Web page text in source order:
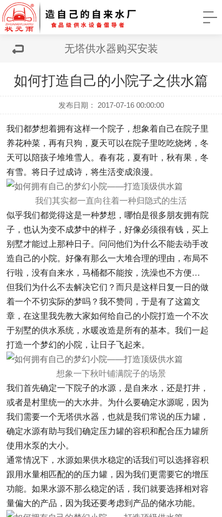
无塔供水器购买安装
如何打造自己的小院子之供水篇
发布日期： 2017-07-16 00:00:00
我们都梦想着拥有这样一个院子，想象着自己在院子里
养花种菜，再有只狗，夏天可以在院子里吃吃烧烤，冬
天可以陪孩子堆堆雪人。春有花，夏有叶，秋有果，冬
有雪。将日子过成诗，将生活变成浪漫。
我们其实都一直向往着一种归隐式的生活
似乎我们都觉得这是一种梦想，哪怕是很多朋友拥有院
子，也认为变不成梦中的样子，好像必须很有钱，买上
别墅才能过上那种日子。问问他们为什么不能去动手改
造自己的小院。好像有那么一大堆合理的理由，布局不
行啦，没有自来水，马桶都不能按，洗澡也不方便…
但我们为什么不去解决它们？而只是这样日复一日的做
着一个不切实际的梦吗？我不赞同，于是有了这篇文
章，在这里我先教大家如何给自己的小院打造一个不次
于别墅的供水系统，水暖改造是所有的基本。我们一起
打造一个梦幻的小院，让日子飞起来。
想象一下秋叶铺满院子的场景
我们首先确定一下院子的水源，是自来水，还是打井，
或者是村里统一的大水井。为什么要确定水源呢，因为
我们需要一个无塔供水器，也就是我们常说的压力罐，
确定水源有助与我们确定压力罐的容积和配合压力罐所
使用水泵的大小。
通常情况下，水源如果供水稳定的话我们可以选择容积
跟用水量相匹配的的压力罐，因为我们更需要它的增压
功能。如果水源不那么稳定的话，我们就要选择相对容
量偏大的产品，因为我还要考虑到产品的储水功能。